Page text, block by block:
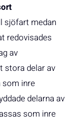
sjöfart medan
redovisades
av
stora delar av
som inre
delarna av
som inre